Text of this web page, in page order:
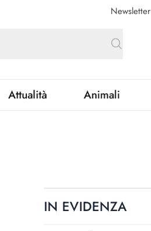
Newsletter
Attualità Animali
IN EVIDENZA